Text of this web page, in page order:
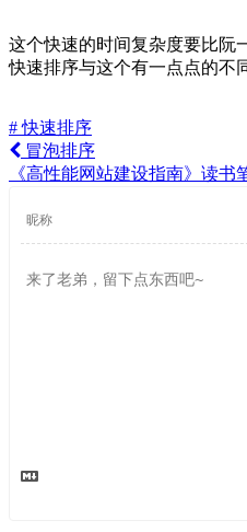
这个快速的时间复杂度要比阮
快速排序与这个有一点点的不
# 快速排序
冒泡排序
《高性能网站建设指南》读书